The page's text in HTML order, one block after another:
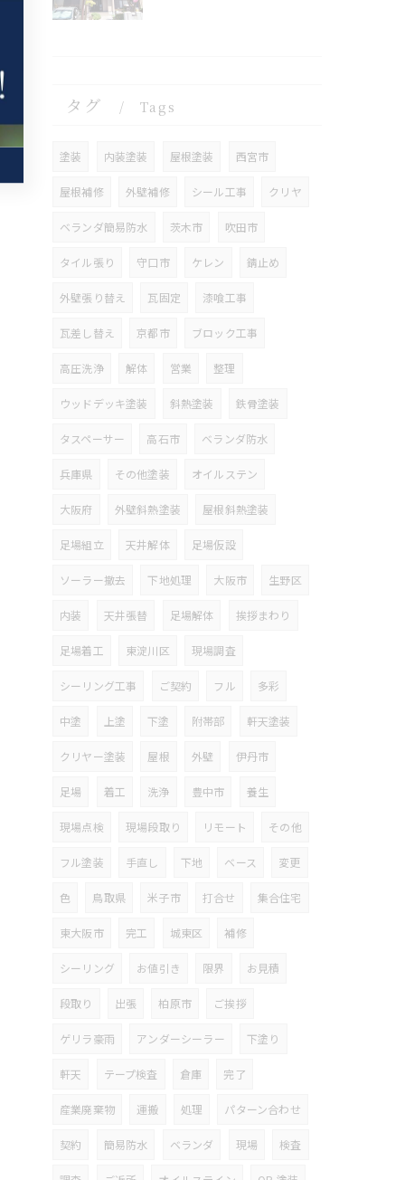
タグ Tags
塗装 内装塗装 屋根塗装 西宮市
屋根補修 外壁補修 シール工事 クリヤ
ベランダ簡易防水 茨木市 吹田市
タイル張り 守口市 ケレン 錆止め
外壁張り替え 瓦固定 漆喰工事
瓦差し替え 京都市 ブロック工事
高圧洗浄 解体 営業 整理
ウッドデッキ塗装 斜熱塗装 鉄骨塗装
タスペーサー 高石市 ベランダ防水
兵庫県 その他塗装 オイルステン
大阪府 外壁斜熱塗装 屋根斜熱塗装
足場組立 天井解体 足場仮設
ソーラー撤去 下地処理 大阪市 生野区
内装 天井張替 足場解体 挨拶まわり
足場着工 東淀川区 現場調査
シーリング工事 ご契約 フル 多彩
中塗 上塗 下塗 附帯部 軒天塗装
クリヤー塗装 屋根 外壁 伊丹市
足場 着工 洗浄 豊中市 養生
現場点検 現場段取り リモート その他
フル塗装 手直し 下地 ベース 変更
色 鳥取県 米子市 打合せ 集合住宅
東大阪市 完工 城東区 補修
シーリング お値引き 限界 お見積
段取り 出張 柏原市 ご挨拶
ゲリラ豪雨 アンダーシーラー 下塗り
軒天 テープ検査 倉庫 完了
産業廃棄物 運搬 処理 パターン合わせ
契約 簡易防水 ベランダ 現場 検査